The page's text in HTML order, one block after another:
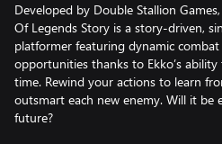
Developed by Double Stallion Games,
Of Legends Story is a story-driven,
platformer featuring dynamic
opportunities thanks to Ekko’s
time. Rewind your actions to learn
outsmart each new enemy. Will it be
future?